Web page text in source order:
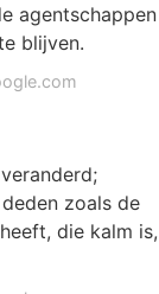
agentschappen
blijven.
veranderd;
zoals de
die kalm is,